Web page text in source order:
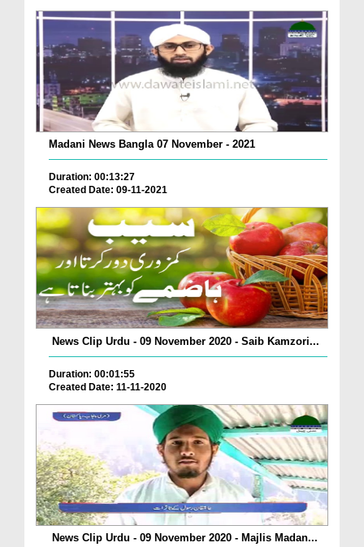
Madani News Bangla 07 November - 2021
Duration: 00:13:27
Created Date: 09-11-2021
News Clip Urdu - 09 November 2020 - Saib Kamzori...
Duration: 00:01:55
Created Date: 11-11-2020
News Clip Urdu - 09 November 2020 - Majlis Madan...